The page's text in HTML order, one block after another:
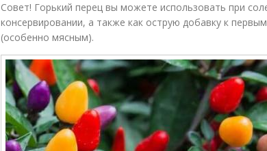
Совет! Горький перец вы можете использовать при
консервировании, а также как острую добавку к
(особенно мясным).